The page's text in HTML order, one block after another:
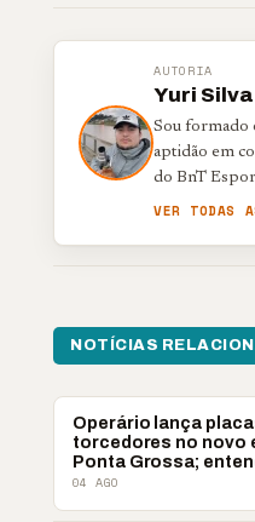
AUTORIA
Yuri Silva
Sou formado
aptidão em
do BnT
VER TODAS
NOTÍCIAS
ESPORTES
Operário lança
torcedores no novo
Ponta Grossa;
04 AGO